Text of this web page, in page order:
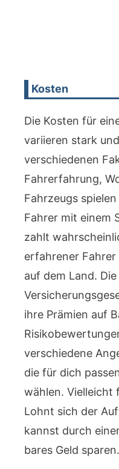
Kosten
Die Kosten für
variieren stark
verschiedenen
Fahrerfahrung,
Fahrzeugs
Fahrer mit einem
zahlt
erfahrener
auf dem Land. Die
ihre Prämien auf
verschiedene
die für dich
wählen. Vielleicht
Lohnt sich der
kannst durch
bares Geld sparen.